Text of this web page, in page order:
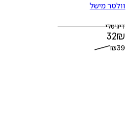
וולטר מישל
דיגיטלי
32₪
₪39